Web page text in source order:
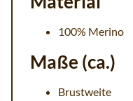
100% Merino
Maße (ca.)
Brustweite